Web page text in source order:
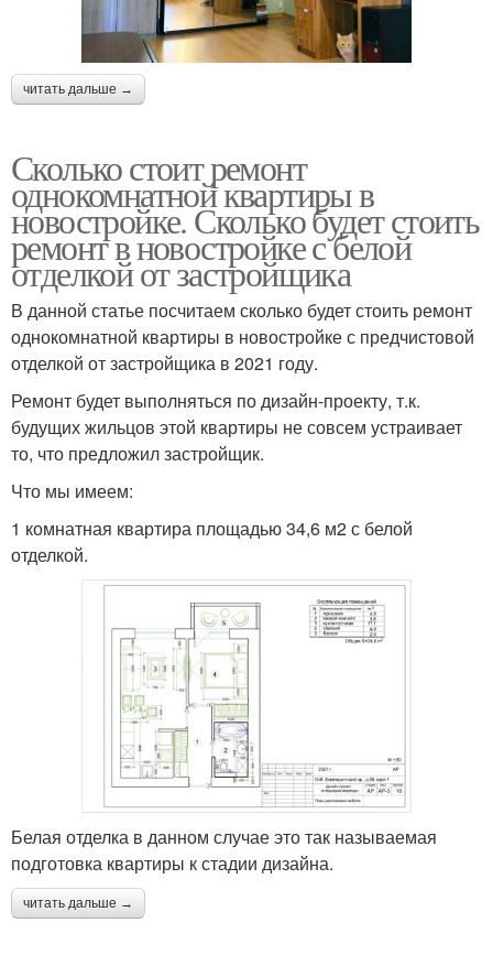
читать дальше →
Сколько стоит ремонт
однокомнатной квартиры в
новостройке. Сколько будет стоить
ремонт в новостройке с белой
отделкой от застройщика
В данной статье посчитаем сколько будет стоить ремонт
однокомнатной квартиры в новостройке с предчистовой
отделкой от застройщика в 2021 году.
Ремонт будет выполняться по дизайн-проекту, т.к.
будущих жильцов этой квартиры не совсем устраивает
то, что предложил застройщик.
Что мы имеем:
1 комнатная квартира площадью 34,6 м2 с белой
отделкой.
Белая отделка в данном случае это так называемая
подготовка квартиры к стадии дизайна.
читать дальше →